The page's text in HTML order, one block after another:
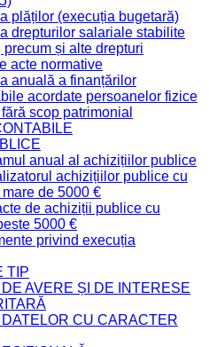
plăților (execuția bugetară)
drepturilor salariale stabilite
precum și alte drepturi
acte normative
anuală a finanțărilor
acordate persoanelor fizice
scop patrimonial
anual al achizițiilor publice
achizițiilor publice cu
de 5000 €
de achiziții publice cu
5000 €
privind execuția
TIP
AVERE ȘI DE INTERESE
CU CARACTER